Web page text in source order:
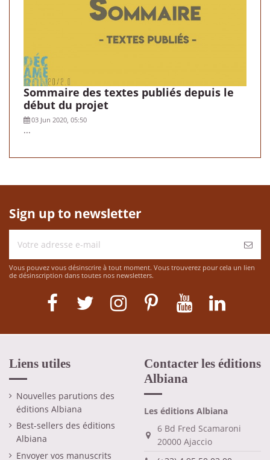
Sommaire des textes publiés depuis le
début du projet
03 Jun 2020, 05:50
...
Sign up to newsletter
Vous pouvez vous désinscrire à tout moment. Vous trouverez pour cela un lien
de désinscription dans toutes nos newsletters.
Liens utiles
Nouvelles parutions des
éditions Albiana
Best-sellers des éditions
Albiana
Envoyer vos manuscrits
Contacter les éditions
Albiana
Les éditions Albiana
6 Bd Fred Scamaroni
20000 Ajaccio